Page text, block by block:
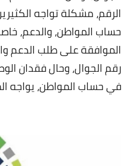
الرقم، مشكلة تواجه
حساب المواطن، والدعم،
الموافقة على طلب الدعم
رقم الجوال، وحال فقدان
في حساب المواطن، يواجه